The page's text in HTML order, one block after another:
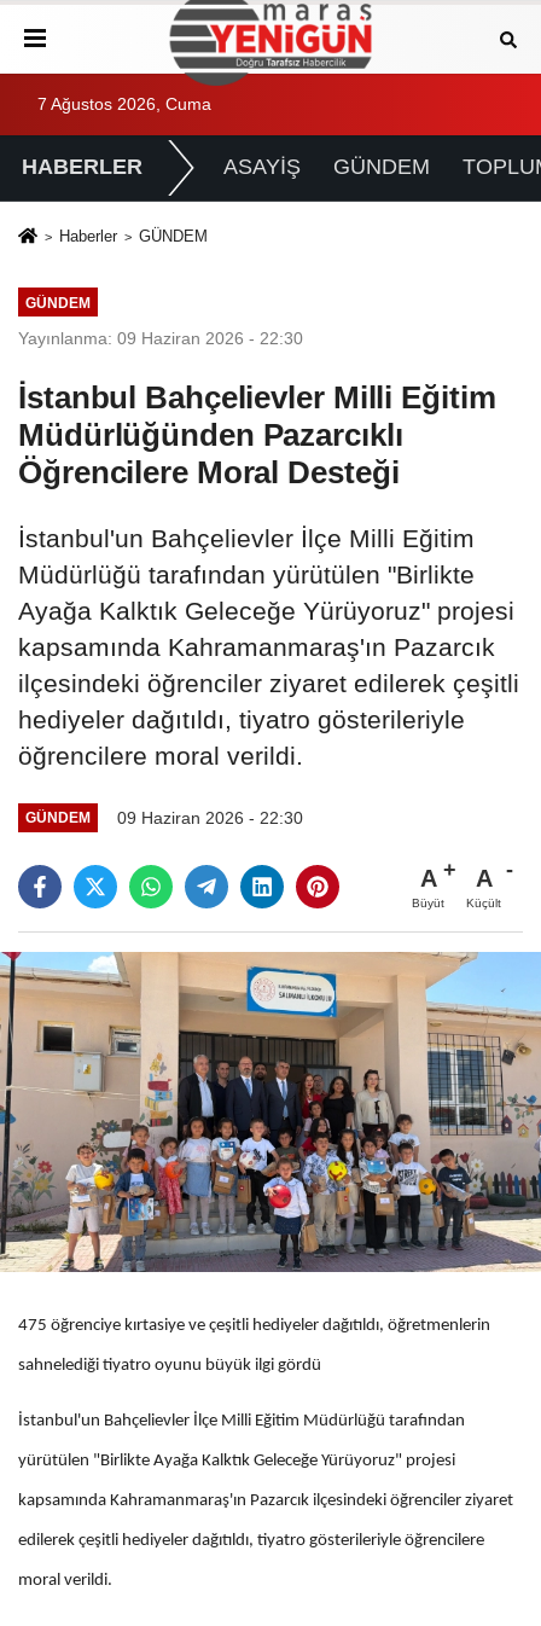
7 Ağustos 2026, Cuma
HABERLER ASAYİŞ GÜNDEM
Haberler GÜNDEM
GÜNDEM
Yayınlanma: 09 Haziran 2026 - 22:30
İstanbul Bahçelievler Milli Eğitim
Müdürlüğünden Pazarcıklı
Öğrencilere Moral Desteği
İstanbul'un Bahçelievler İlçe Milli Eğitim
Müdürlüğü tarafından yürütülen "Birlikte
Ayağa Kalktık Geleceğe Yürüyoruz" projesi
kapsamında Kahramanmaraş'ın Pazarcık
ilçesindeki öğrenciler ziyaret edilerek çeşitli
hediyeler dağıtıldı, tiyatro gösterileriyle
öğrencilere moral verildi.
GÜNDEM 09 Haziran 2026 - 22:30
A
Büyüt
A
Küçült
475 öğrenciye kırtasiye ve çeşitli hediyeler dağıtıldı, öğretmenlerin
sahnelediği tiyatro oyunu büyük ilgi gördü
İstanbul'un Bahçelievler İlçe Milli Eğitim Müdürlüğü tarafından
yürütülen "Birlikte Ayağa Kalktık Geleceğe Yürüyoruz" projesi
kapsamında Kahramanmaraş'ın Pazarcık ilçesindeki öğrenciler ziyaret
edilerek çeşitli hediyeler dağıtıldı, tiyatro gösterileriyle öğrencilere
moral verildi.